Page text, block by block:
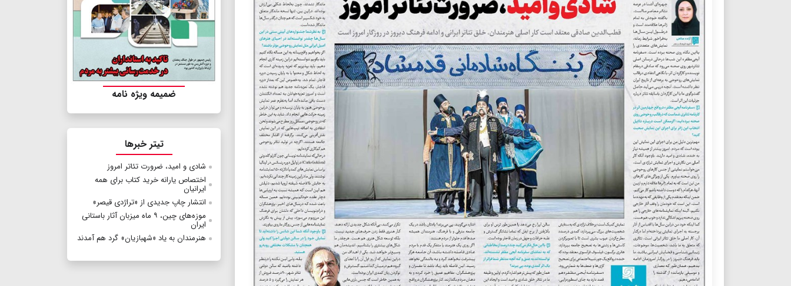
ضمیمه ویژه نامه
تیتر خبرها
شادی و امید، ضرورت تئاتر امروز
اختصاص یارانه خرید کتاب برای همه
ایرانیان
انتشار چاپ جدیدی از «تراژدی قیصر»
موزه‌های چین، ۹ ماه میزبان آثار باستانی
ایران
هنرمندان به یاد «شهبازیان» گرد هم آمدند